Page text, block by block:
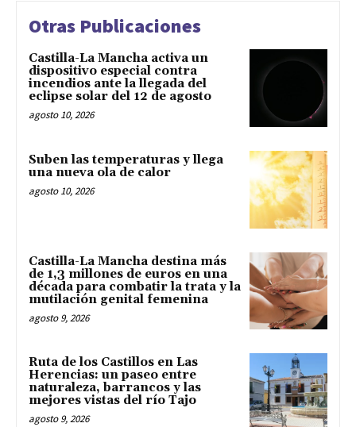
Otras Publicaciones
Castilla-La Mancha activa un
dispositivo especial contra
incendios ante la llegada del
eclipse solar del 12 de agosto
agosto 10, 2026
Suben las temperaturas y llega
una nueva ola de calor
agosto 10, 2026
Castilla-La Mancha destina más
de 1,3 millones de euros en una
década para combatir la trata y la
mutilación genital femenina
agosto 9, 2026
Ruta de los Castillos en Las
Herencias: un paseo entre
naturaleza, barrancos y las
mejores vistas del río Tajo
agosto 9, 2026